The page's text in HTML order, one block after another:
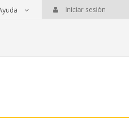
Iniciar sesión